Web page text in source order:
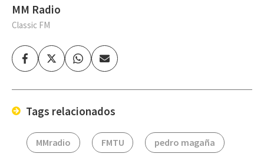
MM Radio
Classic FM
FacebookTwitterWhatsapp
Enviar
por
Tags relacionados
MMradio FMTU pedro magaña